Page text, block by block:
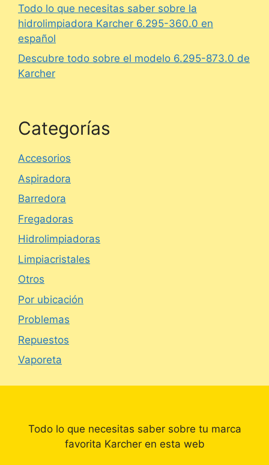
Todo lo que necesitas saber sobre la
hidrolimpiadora Karcher 6.295-360.0 en
español
Descubre todo sobre el modelo 6.295-873.0 de
Karcher
Categorías
Accesorios
Aspiradora
Barredora
Fregadoras
Hidrolimpiadoras
Limpiacristales
Otros
Por ubicación
Problemas
Repuestos
Vaporeta
Todo lo que necesitas saber sobre tu marca
favorita Karcher en esta web